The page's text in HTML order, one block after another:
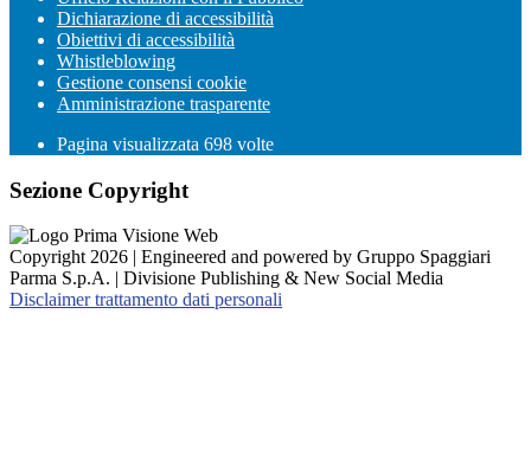
Dichiarazione di accessibilità
Obiettivi di accessibilità
Whistleblowing
Gestione consensi cookie
Amministrazione trasparente
Pagina visualizzata 698 volte
Sezione Copyright
Copyright 2026 | Engineered and powered by Gruppo Spaggiari
Parma S.p.A. | Divisione Publishing & New Social Media
Disclaimer trattamento dati personali